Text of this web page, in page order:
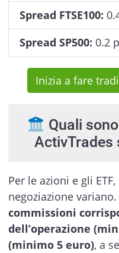
Spread FTSE100:
Spread SP500: 0.2
Inizia a fare
Quali
ActivTrades
Per le azioni e gli
negoziazione variano.
commissioni
dell’operazione
(minimo 5 euro), a